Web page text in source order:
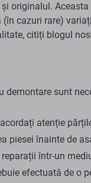
originalul.
(în cazuri rare)
citiți blogul
demontare sunt
atenție
piesei înainte de
într-un
efectuată de o